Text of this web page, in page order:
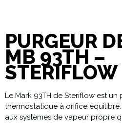
PURGEUR
MB 93TH –
STERIFLOW
Le Mark 93TH de Steriflow est
thermostatique à orifice équilibré.
aux systèmes de vapeur propre